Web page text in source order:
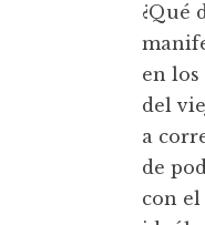
¿Qué
en los
del
a
de
con el